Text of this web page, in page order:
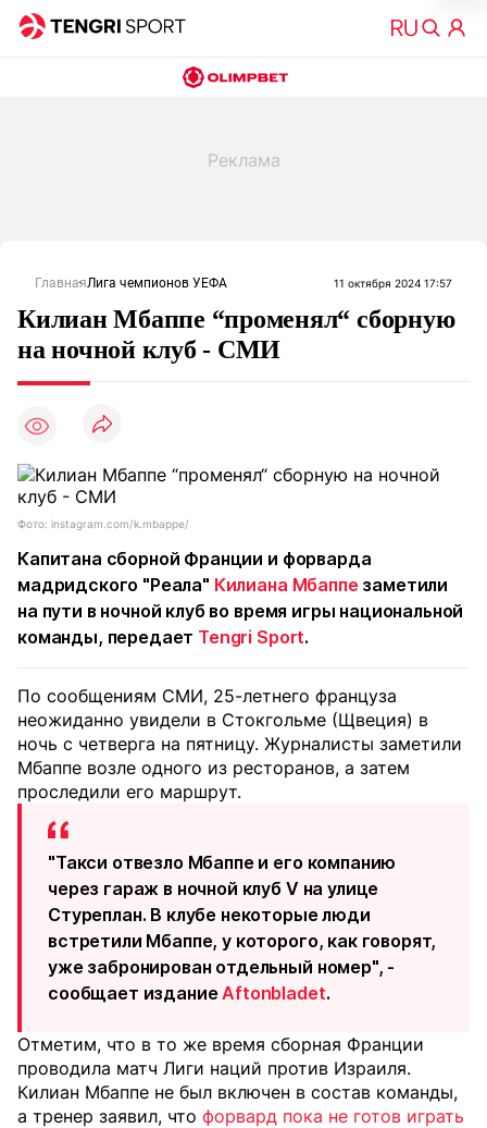
ГлавнаяЛига чемпионов УЕФА 11 октября 2024 17:57
Килиан Мбаппе “променял“ сборную
на ночной клуб - СМИ
Фото: instagram.com/k.mbappe/
Капитана сборной Франции и форварда
мадридского "Реала" Килиана Мбаппе заметили
на пути в ночной клуб во время игры национальной
команды, передает Tengri Sport.
По сообщениям СМИ, 25-летнего француза
неожиданно увидели в Стокгольме (Щвеция) в
ночь с четверга на пятницу. Журналисты заметили
Мбаппе возле одного из ресторанов, а затем
проследили его маршрут.
"Такси отвезло Мбаппе и его компанию
через гараж в ночной клуб V на улице
Стуреплан. В клубе некоторые люди
встретили Мбаппе, у которого, как говорят,
уже забронирован отдельный номер", -
сообщает изданиеAftonbladet.
Отметим, что в то же время сборная Франции
проводила матч Лиги наций против Израиля.
Килиан Мбаппе не был включен в состав команды,
а тренер заявил, что форвард пока не готов играть